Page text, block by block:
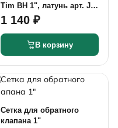
Tim ВН 1", латунь арт. JH-
1012A
1 140 ₽
В корзину
Сетка для обратного
клапана 1"